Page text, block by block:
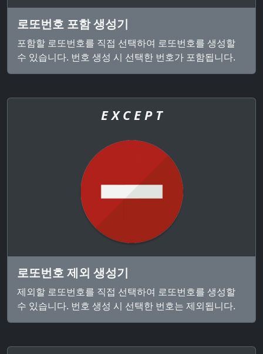
로또번호 포함 생성기
포함할 로또번호를 직접 선택하여 로또번호를 생성할
수 있습니다. 번호 생성 시 선택한 번호가 포함됩니다.
E X C E P T
로또번호 제외 생성기
제외할 로또번호를 직접 선택하여 로또번호를 생성할
수 있습니다. 번호 생성 시 선택한 번호는 제외됩니다.